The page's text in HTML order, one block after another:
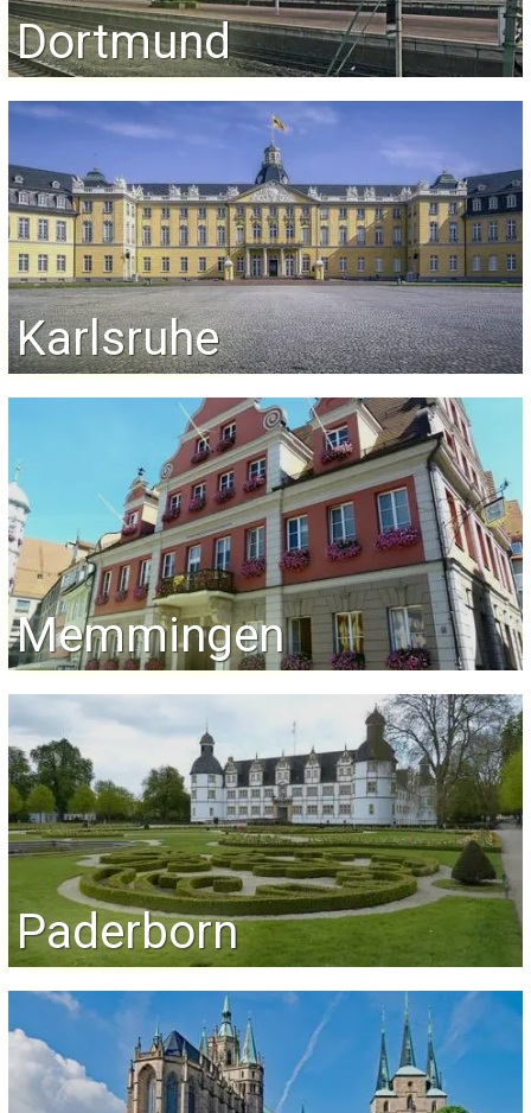
Dortmund
Karlsruhe
Memmingen
Paderborn